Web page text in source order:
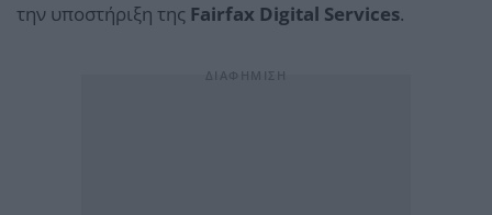
την υποστήριξη της Fairfax Digital Services.